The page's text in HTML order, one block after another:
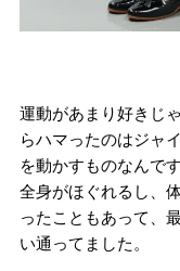
運動があまり好きじ
らハマったのはジャ
を動かすものなんで
全身がほぐれるし、
ったこともあって、
い通ってました。